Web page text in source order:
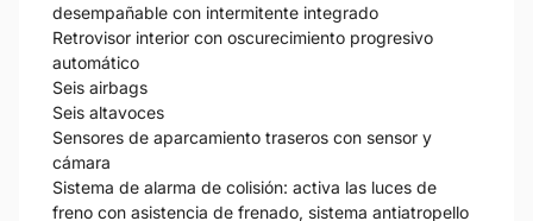
desempañable con intermitente integrado
Retrovisor interior con oscurecimiento progresivo
automático
Seis airbags
Seis altavoces
Sensores de aparcamiento traseros con sensor y
cámara
Sistema de alarma de colisión: activa las luces de
freno con asistencia de frenado, sistema antiatropello